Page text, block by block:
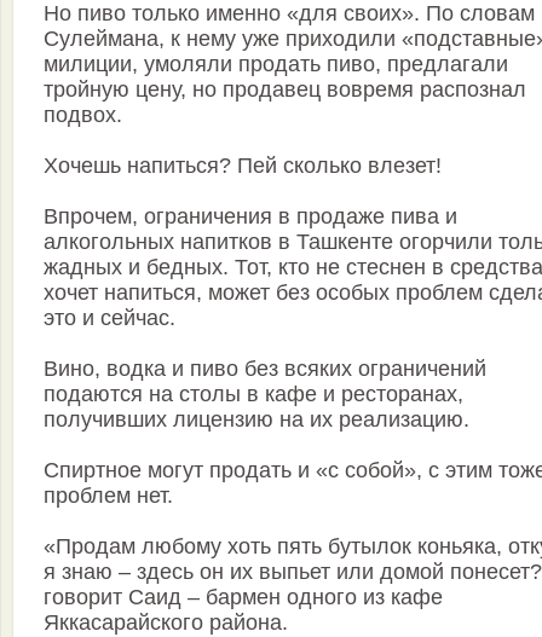
Но пиво только именно «для своих». По словам
Сулеймана, к нему уже приходили
милиции, умоляли продать пиво, предлагали
тройную цену, но продавец вовремя распознал
подвох.
Хочешь напиться? Пей сколько влезет!
Впрочем, ограничения в продаже пива и
алкогольных напитков в Ташкенте огорчили
жадных и бедных. Тот, кто не стеснен в
хочет напиться, может без особых проблем
это и сейчас.
Вино, водка и пиво без всяких ограничений
подаются на столы в кафе и ресторанах,
получивших лицензию на их реализацию.
Спиртное могут продать и «с собой», с этим
проблем нет.
«Продам любому хоть пять бутылок коньяка,
я знаю – здесь он их выпьет или домой
говорит Саид – бармен одного из кафе
Яккасарайского района.